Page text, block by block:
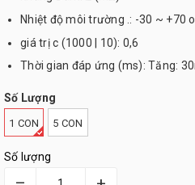
Nhiệt độ môi trường .: -30 ~ +70
giá trị c (1000 | 10): 0,6
Thời gian đáp ứng (ms): Tăng:
Số Lượng
1 CON 5 CON
Số lượng